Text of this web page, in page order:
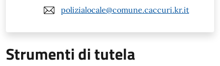
polizialocale@comune.caccuri.kr.it
Strumenti di tutela